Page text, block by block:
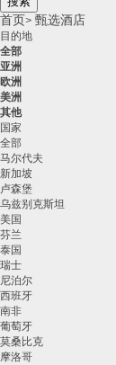
店
价
格
查
询
首页> 甄选酒店
目的地
全部
亚洲
欧洲
美洲
其他
国家
全部
马尔代夫
新加坡
卢森堡
乌兹别克斯坦
美国
芬兰
泰国
瑞士
尼泊尔
西班牙
南非
葡萄牙
莫桑比克
摩洛哥